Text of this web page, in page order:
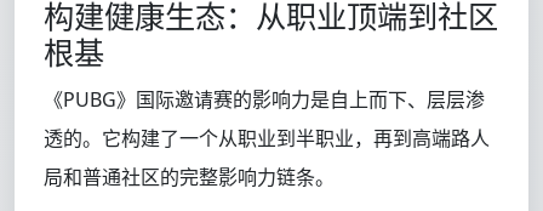
构建健康生态：从职业顶端到社区
根基
《PUBG》国际邀请赛的影响力是自上而下、层层渗
透的。它构建了一个从职业到半职业，再到高端路人
局和普通社区的完整影响力链条。